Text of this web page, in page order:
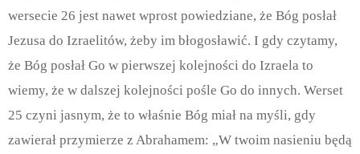
wersecie 26 jest nawet wprost powiedziane, że Bóg posłał
Jezusa do Izraelitów, żeby im błogosławić. I gdy czytamy,
że Bóg posłał Go w pierwszej kolejności do Izraela to
wiemy, że w dalszej kolejności pośle Go do innych. Werset
25 czyni jasnym, że to właśnie Bóg miał na myśli, gdy
zawierał przymierze z Abrahamem: „W twoim nasieniu będą